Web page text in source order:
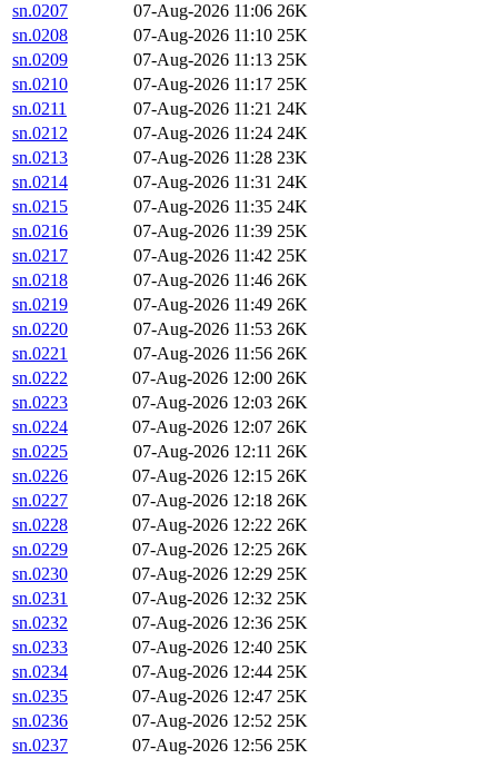
sn.0207
07-Aug-2026 11:06 26K
sn.0208
07-Aug-2026 11:10 25K
sn.0209
07-Aug-2026 11:13 25K
sn.0210
07-Aug-2026 11:17 25K
sn.0211
07-Aug-2026 11:21 24K
sn.0212
07-Aug-2026 11:24 24K
sn.0213
07-Aug-2026 11:28 23K
sn.0214
07-Aug-2026 11:31 24K
sn.0215
07-Aug-2026 11:35 24K
sn.0216
07-Aug-2026 11:39 25K
sn.0217
07-Aug-2026 11:42 25K
sn.0218
07-Aug-2026 11:46 26K
sn.0219
07-Aug-2026 11:49 26K
sn.0220
07-Aug-2026 11:53 26K
sn.0221
07-Aug-2026 11:56 26K
sn.0222
07-Aug-2026 12:00 26K
sn.0223
07-Aug-2026 12:03 26K
sn.0224
07-Aug-2026 12:07 26K
sn.0225
07-Aug-2026 12:11 26K
sn.0226
07-Aug-2026 12:15 26K
sn.0227
07-Aug-2026 12:18 26K
sn.0228
07-Aug-2026 12:22 26K
sn.0229
07-Aug-2026 12:25 26K
sn.0230
07-Aug-2026 12:29 25K
sn.0231
07-Aug-2026 12:32 25K
sn.0232
07-Aug-2026 12:36 25K
sn.0233
07-Aug-2026 12:40 25K
sn.0234
07-Aug-2026 12:44 25K
sn.0235
07-Aug-2026 12:47 25K
sn.0236
07-Aug-2026 12:52 25K
sn.0237
07-Aug-2026 12:56 25K